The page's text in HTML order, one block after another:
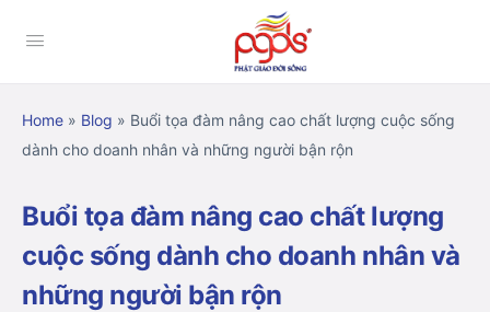
Home » Blog » Buổi tọa đàm nâng cao chất lượng cuộc sống
dành cho doanh nhân và những người bận rộn
Buổi tọa đàm nâng cao chất lượng
cuộc sống dành cho doanh nhân và
những người bận rộn